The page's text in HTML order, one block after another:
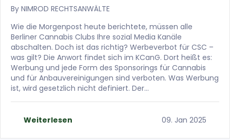
By NIMROD RECHTSANWÄLTE
Wie die Morgenpost heute berichtete, müssen alle
Berliner Cannabis Clubs Ihre sozial Media Kanäle
abschalten. Doch ist das richtig? Werbeverbot für CSC –
was gilt? Die Anwort findet sich im KCanG. Dort heißt es:
Werbung und jede Form des Sponsorings für Cannabis
und für Anbauvereinigungen sind verboten. Was Werbung
ist, wird gesetzlich nicht definiert. Der…
Weiterlesen 09. Jan 2025